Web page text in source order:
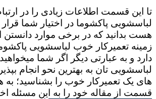
تا این قسمت اطلاعات زیادی را در
لباسشویی پاکشوما در اختیار شما
هست بدانید که در برخی موارد دانستن
زمینه تعمیرکار خوب لباسشویی
دارد و به عبارتی دیگر اگر شما
لباسشویی تان به بهترین نحو انجام
های یک تعمیرکار خوب را بشناسید؛ به
قسمت از مقاله خود را به این مسئله